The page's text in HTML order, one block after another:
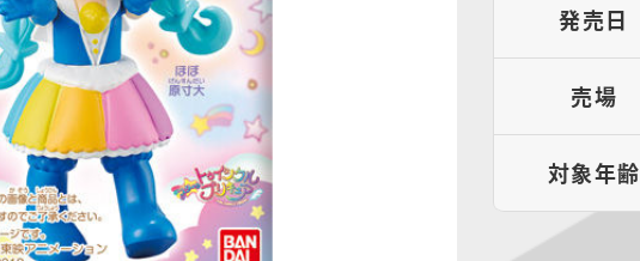
発売日
売場
対象年齢